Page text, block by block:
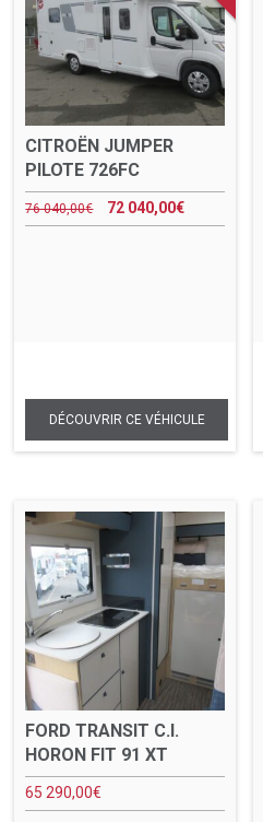
CITROËN JUMPER
PILOTE 726FC
76 040,00€ 72 040,00€
FORD TRANSIT C.I.
HORON FIT 91 XT
65 290,00€